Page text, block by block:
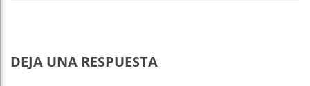
DEJA UNA RESPUESTA